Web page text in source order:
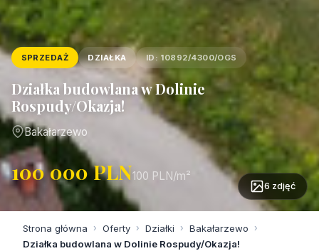
SPRZEDAŻ DZIAŁKA ID: 10892/4300/OGS
Działka budowlana w Dolinie
Rospudy/Okazja!
Bakałarzewo
100 000 PLN100 PLN/m²
6 zdjęć
Strona główna › Oferty › Działki › Bakałarzewo ›
Działka budowlana w Dolinie Rospudy/Okazja!